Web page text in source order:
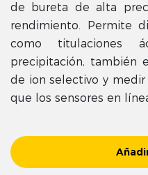
de bureta de alta
rendimiento. Permite
como titulaciones
precipitación, también
de ion selectivo y
que los sensores en